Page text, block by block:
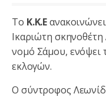
Το Κ.Κ.Ε
Ικαριώτη σκηνοθέτη
νομό Σάμου, ενόψει
εκλογών.
Ο σύντροφος